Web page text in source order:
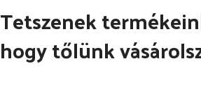
Tetszenek
hogy tőlünk